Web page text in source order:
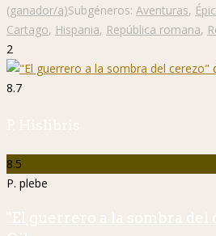
(ganador/a)Subgéneros: Aventuras,
Cartago, Hispania, República romana,
2
8.7
P. Hislibris
8.5
P. plebe
"El guerrero a la sombra del